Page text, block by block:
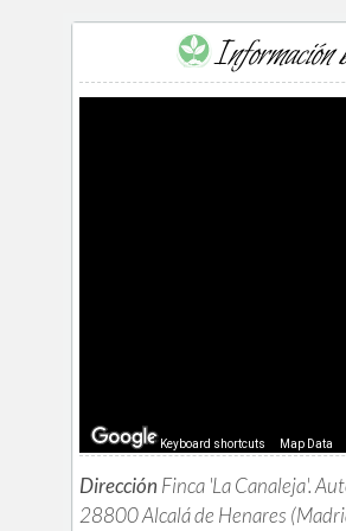
Información
Keyboard shortcuts Map Data
Dirección Finca 'La Canaleja'.
28800 Alcalá de Henares